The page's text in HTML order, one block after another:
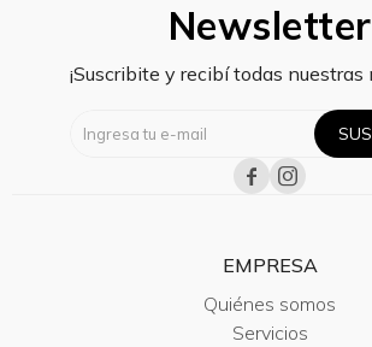
Newsletter
¡Suscribite y recibí todas nuestras
 
EMPRESA
Quiénes somos
Servicios